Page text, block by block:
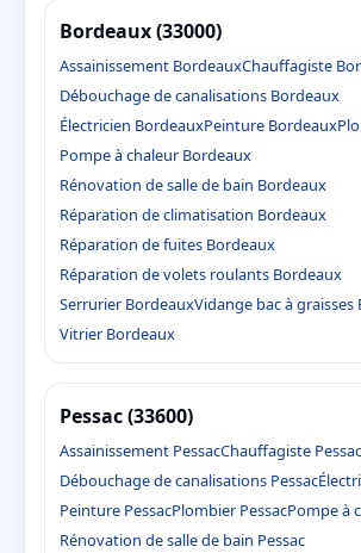
Bordeaux (33000)
Assainissement BordeauxChauffagiste
Débouchage de canalisations Bordeaux
Électricien BordeauxPeinture Bordeaux
Pompe à chaleur Bordeaux
Rénovation de salle de bain Bordeaux
Réparation de climatisation Bordeaux
Réparation de fuites Bordeaux
Réparation de volets roulants Bordeaux
Serrurier BordeauxVidange bac à graisses
Vitrier Bordeaux
Pessac (33600)
Assainissement PessacChauffagiste Pessac
Débouchage de canalisations Pessac
Peinture PessacPlombier PessacPompe à
Rénovation de salle de bain Pessac